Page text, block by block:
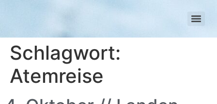
Schlagwort:
Atemreise